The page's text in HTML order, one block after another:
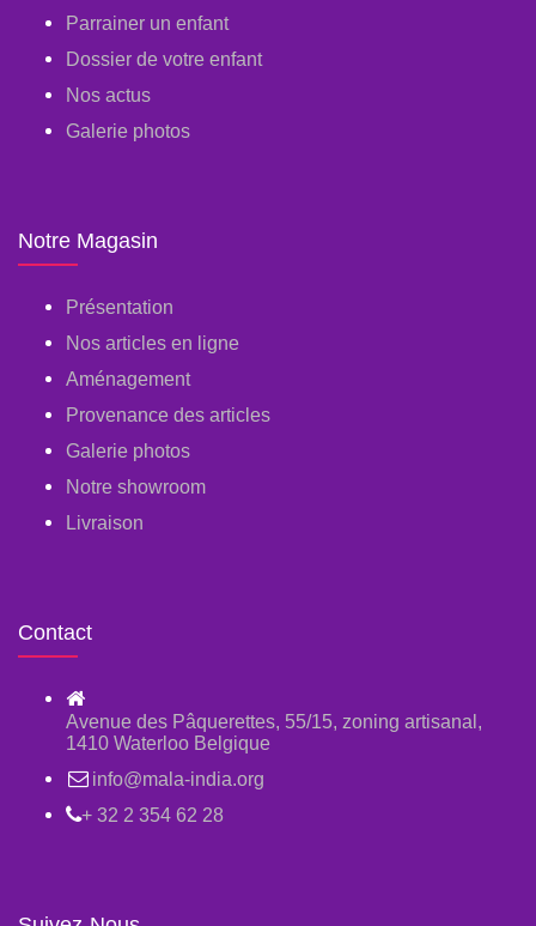
Parrainer un enfant
Dossier de votre enfant
Nos actus
Galerie photos
Notre Magasin
Présentation
Nos articles en ligne
Aménagement
Provenance des articles
Galerie photos
Notre showroom
Livraison
Contact
Avenue des Pâquerettes, 55/15, zoning artisanal,
1410 Waterloo Belgique
info@mala-india.org
+ 32 2 354 62 28